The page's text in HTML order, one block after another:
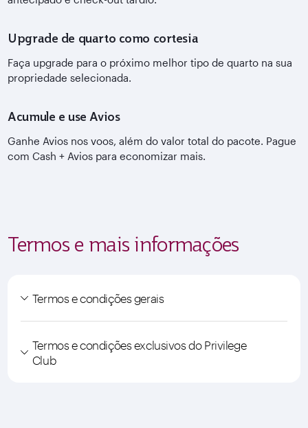
Upgrade de quarto como cortesia
Faça upgrade para o próximo melhor tipo de quarto na sua
propriedade selecionada.
Acumule e use Avios
Ganhe Avios nos voos, além do valor total do pacote. Pague
com Cash + Avios para economizar mais.
Termos e mais informações
Termos e condições gerais
Termos e condições exclusivos do Privilege
Club